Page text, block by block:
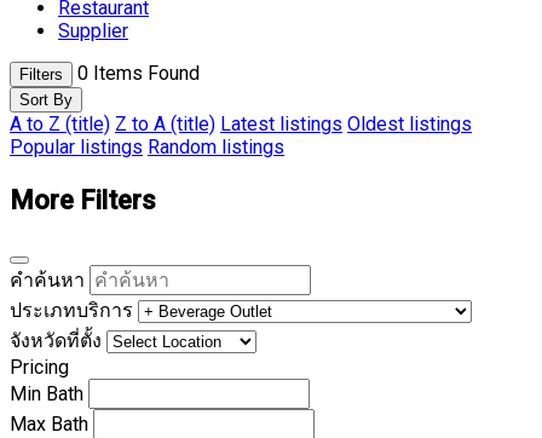
Restaurant
Supplier
Filters 0 Items Found
Sort By
A to Z (title) Z to A (title) Latest listings Oldest listings
Popular listings Random listings
More Filters
คำค้นหา
ประเภทบริการ
จังหวัดที่ตั้ง
Pricing
Min Bath
Max Bath